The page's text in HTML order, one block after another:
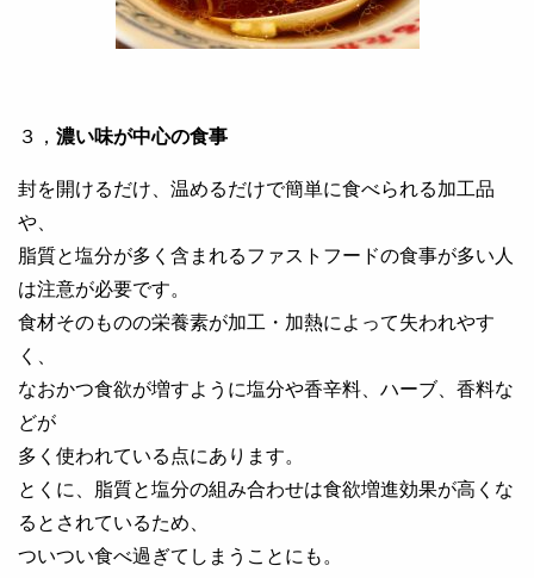
３， 濃い味が中心の食事
封を開けるだけ、温めるだけで簡単に食べられる加工品
や、
脂質と塩分が多く含まれるファストフードの食事が多い人
は注意が必要です。
食材そのものの栄養素が加工・加熱によって失われやす
く、
なおかつ食欲が増すように塩分や香辛料、ハーブ、香料な
どが
多く使われている点にあります。
とくに、脂質と塩分の組み合わせは食欲増進効果が高くな
るとされているため、
ついつい食べ過ぎてしまうことにも。